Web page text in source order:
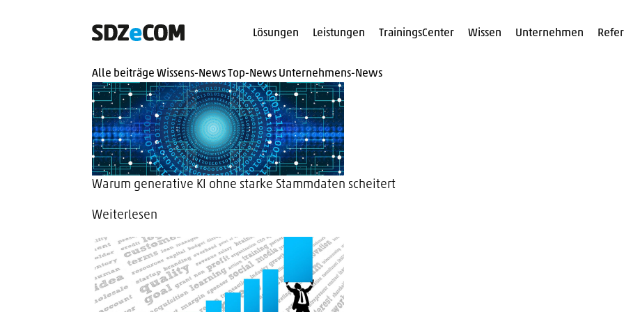
Lösungen Leistungen TrainingsCenter Wissen Unternehmen
Alle beiträge Wissens-NewsTop-News Unternehmens-News
Warum generative KI ohne starke Stammdaten scheitert
Weiterlesen